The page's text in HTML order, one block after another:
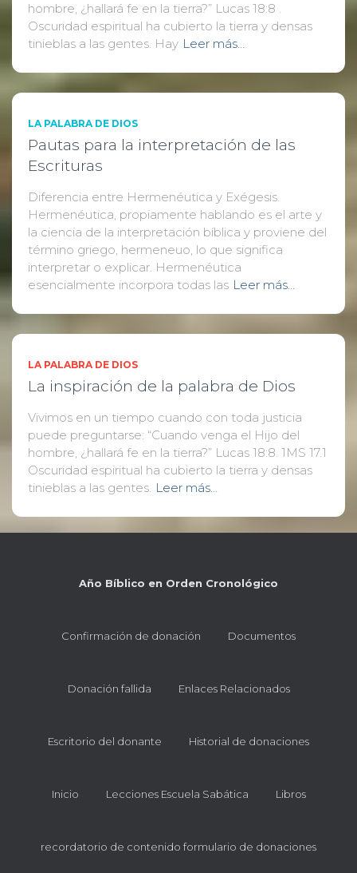
hombre, ¿hallará fe en la tierra?” Lucas 18:8 .
Oscuridad espiritual ha cubierto la tierra y densas
tinieblas a las gentes. Hay Leer más…
LA PALABRA DE DIOS
Pautas para la interpretación de las
Escrituras
Diferencia entre Hermenéutica y Exégesis.
Hermenéutica, propiamente hablando es el arte y
la ciencia de la interpretación bíblica y proviene del
término griego, hermeneuo, lo que significa
interpretar o explicar. Hermenéutica
esencialmente incorpora todas las Leer más…
LA PALABRA DE DIOS
La inspiración de la palabra de Dios
Vivimos en un tiempo cuando con toda justicia
puede preguntarse: “Cuando venga el Hijo del
hombre, ¿hallará fe en la tierra?” Lucas 18:8. 1MS 17.1
Oscuridad espiritual ha cubierto la tierra y densas
tinieblas a las gentes. Leer más…
Año Bíblico en Orden Cronológico
Confirmación de donación Documentos
Donación fallida Enlaces Relacionados
Escritorio del donante Historial de donaciones
Inicio Lecciones Escuela Sabática Libros
recordatorio de contenido formulario de donaciones